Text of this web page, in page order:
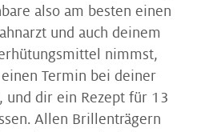
also am besten einen
und auch deinem
nimmst,
Termin bei deiner
und dir ein Rezept für 13
Allen Brillenträgern